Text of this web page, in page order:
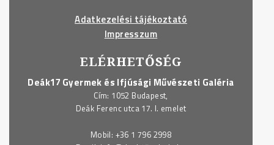
Adatkezelési tájékoztató
Impresszum
ELÉRHETŐSÉG
Deák17 Gyermek és Ifjúsági Művészeti Galéria
Cím: 1052 Budapest,
Deák Ferenc utca 17. I. emelet
Mobil: +36 1 796 2998